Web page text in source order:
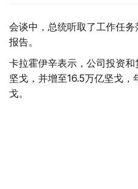
会谈中，总统听取了工作任
报告。
卡拉霍伊辛表示，公司投资
坚戈，并增至16.5万亿坚戈
戈。